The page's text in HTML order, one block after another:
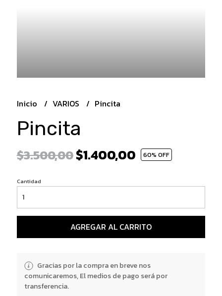
Inicio VARIOS Pincita
Pincita
$3.500,00$1.400,00 60% OFF
Cantidad
AGREGAR AL CARRITO
Gracias por la compra en breve nos
comunicaremos, El medios de pago será por
transferencia.